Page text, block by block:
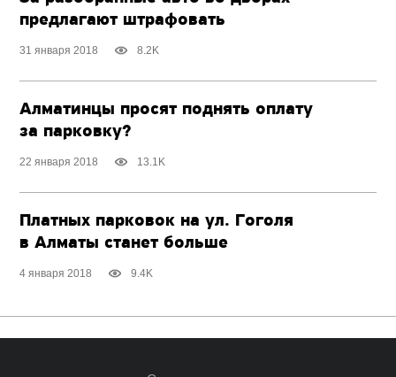
предлагают штрафовать
31 января 2018 8.2K
Алматинцы просят поднять оплату
за парковку?
22 января 2018 13.1K
Платных парковок на ул. Гоголя
в Алматы станет больше
4 января 2018 9.4K